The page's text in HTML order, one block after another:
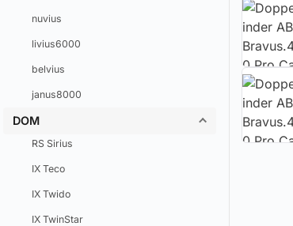
nuvius
livius6000
belvius
janus8000
DOM
RS Sirius
IX Teco
IX Twido
IX TwinStar